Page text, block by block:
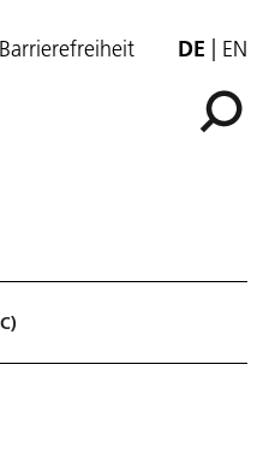
Barrierefreiheit DE EN